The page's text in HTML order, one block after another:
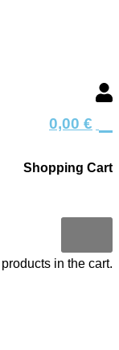
0,00 €
Shopping Cart
in the cart.